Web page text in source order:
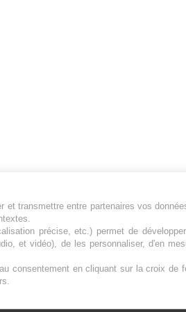
nous
transmettre entre partenaires vos
précise, etc.) permet de
et vidéo), de les personnaliser, d'en
consentement en cliquant sur la croix de